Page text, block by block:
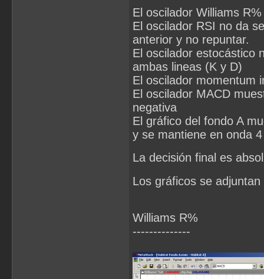
El oscilador Williams
El oscilador RSI no da
anterior y no repuntar.
El oscilador estocástico
ambas lineas (K y D)
El oscilador momentum
El oscilador MACD
negativa
El gráfico del fondo A
y se mantiene en onda
La decisión final es
Los gráficos se
Williams R%
--------------